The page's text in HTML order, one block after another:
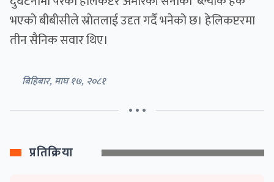
भएको बीबीसीले स्रोतलाई उदृत गर्दै भनेको छ। हेलिकप्टरमा
तीन सैनिक सवार थिए।
बिहिबार, माघ १७, २०८१
• • •
प्रतिक्रिया